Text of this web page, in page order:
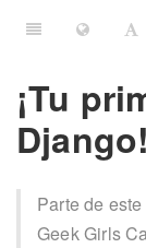
¡Tu
Django!
Parte de
Geek Girls